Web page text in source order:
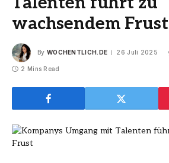
wachsendem Frust
By WOCHENTLICH.DE 26 Juli 2025
2 Mins Read